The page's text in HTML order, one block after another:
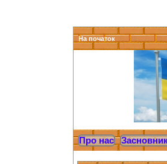
На початок
Про нас